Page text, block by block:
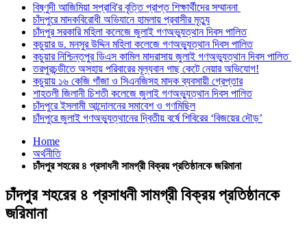
বিষ্ণুদী আজিমিয়া সপ্রাবি'র বৃত্তি প্রাপ্ত শিক্ষার্থীদের সম্মাননা
চাঁদপুরে মাদকবিরোধী অভিযানে হামলায় প্রবাসীর মৃত্যু
চাঁদপুর সরকারি মহিলা কলেজে জুলাই গণঅভ্যুত্থান দিবস পালিত
কচুয়ার ড. মনসুর উদ্দিন মহিলা কলেজে গণঅভ্যুত্থান দিবস পালিত
কচুয়ার নিশ্চিন্তপুর ডিএস কামিল মাদরাসায় জুলাই গণঅভ্যুত্থান দিবস পালিত
তরপুরচন্ডীতে অসহায় পরিবারের মূল্যবান গাছ কেটে নেয়ার অভিযোগ!
কচুয়ায় ১৬ কেজি গাঁজা ও সিএনজিসহ মাদক ব্যবসায়ী গ্রেপ্তার
শাহতলী জিলানী চিশতী কলেজে জুলাই গণঅভ্যুত্থান দিবস পালিত
চাঁদপুরে ইসলামী আন্দোলনের সমাবেশ ও গণমিছিল
চাঁদপুরে জুলাই গণঅভ্যুত্থানের দ্বিতীয় বর্ষে শিবিরের ‘বিজয়ের দৌড়’
Home
অর্থনীতি
চাঁদপুর শহরের ৪ প্রসাধনী সামগ্রী বিক্রয় প্রতিষ্ঠানকে জরিমানা
চাঁদপুর শহরের ৪ প্রসাধনী সামগ্রী বিক্রয় প্রতিষ্ঠানকে
জরিমানা